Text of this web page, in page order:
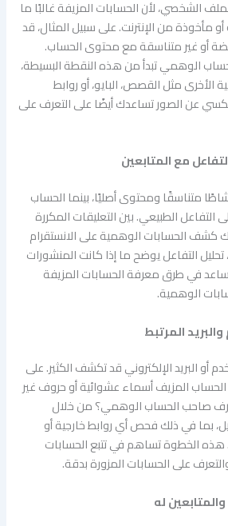
الشخصي، لأن الحسابات المزيفة غالبًا ما
مأخوذة من الإنترنت. على سبيل المثال، قد
أو غير متناسقة مع محتوى الحساب.
الوهمي تبدأ من هذه النقطة البسيطة،
الأخرى مثل القصص، البايو، أو روابط
عن الصور تساعدك أيضًا على التعرف على
مع المتابعين
متناسقًا ومحتوى أصليًا، بينما الحساب
التفاعل الطبيعي. بين التعليقات المكررة
كشف الحسابات الوهمية على الانستقرام
التفاعل يوضح ما إذا كانت المنشورات
يساعد في طرق معرفة الحسابات المزيفة
الوهمية.
المرتبط
البريد الإلكتروني قد تكشف الكثير. على
المزيف أسماء عشوائية أو حروف غير
صاحب الحساب الوهمي؟ من خلال
بما في ذلك فحص أي روابط خارجية أو
هذه الخطوة تساهم في تتبع الحسابات
على الحسابات المزورة بدقة.
له